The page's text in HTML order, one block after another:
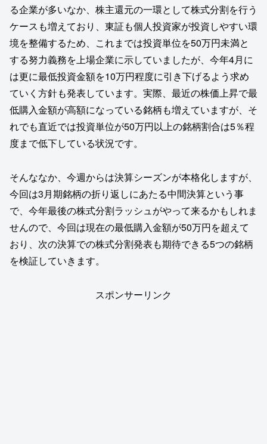
る企業が多いなか、株主還元の一環として株式分割を行う
ケースも増えており、東証も個人投資家が投資しやすい環
境を整備するため、これまでは投資単位を50万円未満と
する努力義務を上場企業に示していましたが、今年4月に
は更に最低投資金額を10万円程度に引き下げるよう求め
ていく方針も発表しています。実際、最近の株価上昇で最
低購入金額が高額になっている銘柄も増えていますが、そ
れでも直近では投資単位が50万円以上の銘柄割合は5％程
度まで低下している状況です。
そんななか、今週からは決算シーズンが本格化しますが、
今回は3月期銘柄の折り返しにあたる中間決算という事
で、今年最後の株式分割ラッシュがやって来るかもしれま
せんので、今回は現在の最低購入金額が50万円を超えて
おり、次の決算での株式分割発表も期待できる5つの銘柄
を検証していきます。
スポンサーリンク